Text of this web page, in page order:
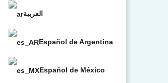
العربية
Español de Argentina
Español de México